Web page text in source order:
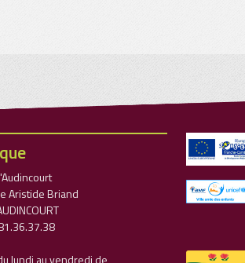
Aristide Briand